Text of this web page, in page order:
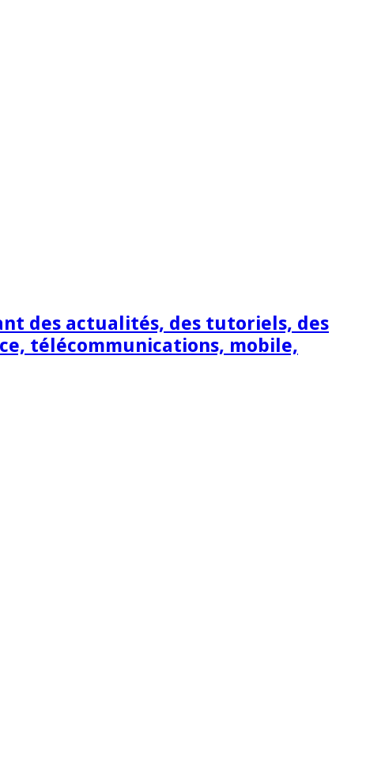
des actualités, des tutoriels, des
télécommunications, mobile,